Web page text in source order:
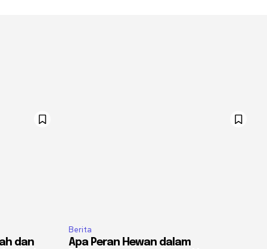
dan
Berita
Apa Peran Hewan dalam